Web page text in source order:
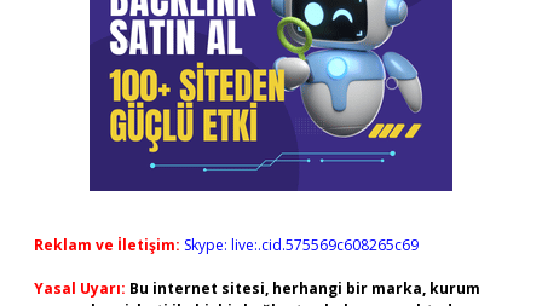
Reklam ve İletişim: Skype: live:.cid.575569c608265c69
Yasal Uyarı: Bu internet sitesi, herhangi bir marka, kurum